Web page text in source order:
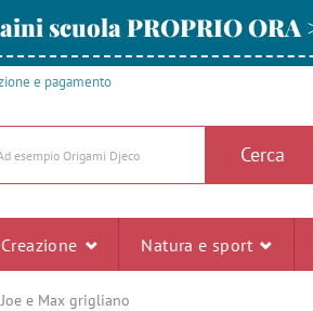
scuola PROPRIO ORA
e pagamento
Cerca
Creazione Natura e sport
Joe e Max grigliano